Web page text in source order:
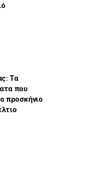
Τα
που
προσκήνιο